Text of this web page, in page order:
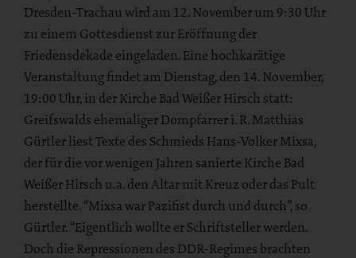
Dresden-Trachau wird am 12. November um 9:30 Uhr
zu einem Gottesdienst zur Eröffnung der
Friedensdekade eingeladen. Eine hochkarätige
Veranstaltung findet am Dienstag, den 14. November,
19:00 Uhr, in der Kirche Bad Weißer Hirsch statt:
Greifswalds ehemaliger Dompfarrer i. R. Matthias
Gürtler liest Texte des Schmieds Hans-Volker Mixsa,
der für die vor wenigen Jahren sanierte Kirche Bad
Weißer Hirsch u.a. den Altar mit Kreuz oder das Pult
herstellte. “Mixsa war Pazifist durch und durch”, so
Gürtler. “Eigentlich wollte er Schriftsteller werden.
Doch die Repressionen des DDR-Regimes brachten